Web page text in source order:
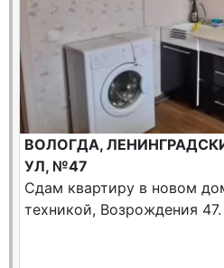
ВОЛОГДА,
УЛ, №47
Сдам квартиру в новом
техникой, Возрождения 47.